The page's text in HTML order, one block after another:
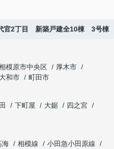
官2丁目 新築戸建全10棟 3号棟
模原市中央区
厚木市
大和市
町田市
下町屋 大鋸
四之宮
海 相模線
小田急小田原線